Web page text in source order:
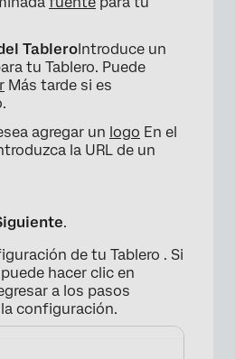
Tablero Introduce un
tu Tablero. Puede
Más tarde si es
agregar un logo En el
la URL de un
.
de tu Tablero . Si
hacer clic en
a los pasos
configuración.